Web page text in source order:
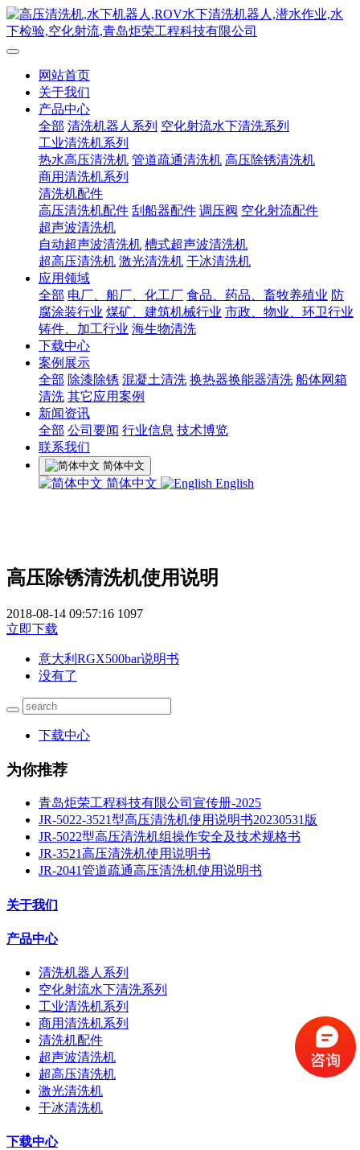
网站首页
关于我们
产品中心
全部 清洗机器人系列 空化射流水下清洗系列
工业清洗机系列
热水高压清洗机 管道疏通清洗机 高压除锈清洗机
商用清洗机系列
清洗机配件
高压清洗机配件 刮船器配件 调压阀 空化射流配件
超声波清洗机
自动超声波清洗机 槽式超声波清洗机
超高压清洗机 激光清洗机 干冰清洗机
应用领域
全部 电厂、船厂、化工厂 食品、药品、畜牧养殖业 防
腐涂装行业 煤矿、建筑机械行业 市政、物业、环卫行业
铸件、加工行业 海生物清洗
下载中心
案例展示
全部 除漆除锈 混凝土清洗 换热器换能器清洗 船体网箱
清洗 其它应用案例
新闻资讯
全部 公司要闻 行业信息 技术博览
联系我们
简体中文
简体中文 English
高压除锈清洗机使用说明
2018-08-14 09:57:16 1097
立即下载
意大利RGX500bar说明书
没有了
下载中心
为你推荐
青岛炬荣工程科技有限公司宣传册-2025
JR-5022-3521型高压清洗机使用说明书20230531版
JR-5022型高压清洗机组操作安全及技术规格书
JR-3521高压清洗机使用说明书
JR-2041管道疏通高压清洗机使用说明书
关于我们
产品中心
清洗机器人系列
空化射流水下清洗系列
工业清洗机系列
商用清洗机系列
清洗机配件
超声波清洗机
超高压清洗机
激光清洗机
干冰清洗机
下载中心